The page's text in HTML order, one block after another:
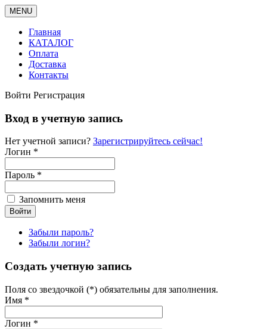
MENU
Главная
КАТАЛОГ
Оплата
Доставка
Контакты
Войти Регистрация
Вход в учетную запись
Нет учетной записи? Зарегистрируйтесь сейчас!
Логин *
Пароль *
Запомнить меня
Забыли пароль?
Забыли логин?
Создать учетную запись
Поля со звездочкой (*) обязательны для заполнения.
Имя *
Логин *